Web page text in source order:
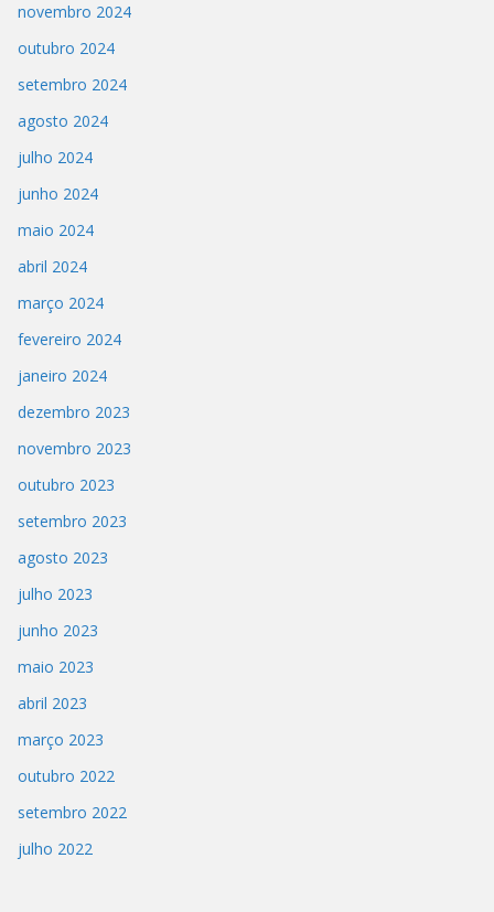
novembro 2024
outubro 2024
setembro 2024
agosto 2024
julho 2024
junho 2024
maio 2024
abril 2024
março 2024
fevereiro 2024
janeiro 2024
dezembro 2023
novembro 2023
outubro 2023
setembro 2023
agosto 2023
julho 2023
junho 2023
maio 2023
abril 2023
março 2023
outubro 2022
setembro 2022
julho 2022